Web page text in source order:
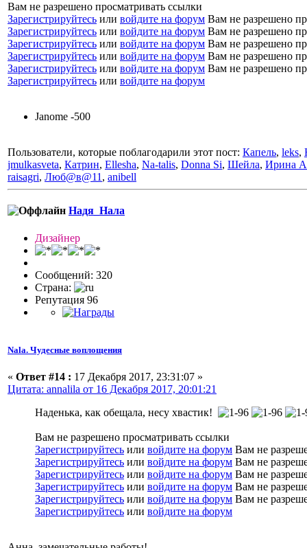
Вам не разрешено просматривать ссылки
Зарегистрируйтесь или войдите на форум Вам не разрешено
Зарегистрируйтесь или войдите на форум Вам не разрешено
Зарегистрируйтесь или войдите на форум Вам не разрешено
Зарегистрируйтесь или войдите на форум Вам не разрешено
Зарегистрируйтесь или войдите на форум Вам не разрешено
Зарегистрируйтесь или войдите на форум
Janome -500
Пользователи, которые поблагодарили этот пост: Капель, leks,
jmulkasveta, Катрин, Ellesha, Na-talis, Donna Si, Шейла, Ирина
raisagri, Люб@в@11 , anibell
Надя_Нала
Дизайнер
Сообщений: 320
Страна:
Репутация 96
Nala. Чудесные воплощения
« Ответ #14 : 17 Декабря 2017, 23:31:07 »
Цитата: annalila от 16 Декабря 2017, 20:01:21
Наденька, как обещала, несу хвастик!
Вам не разрешено просматривать ссылки
Зарегистрируйтесь или войдите на форум Вам не
Зарегистрируйтесь или войдите на форум Вам не
Зарегистрируйтесь или войдите на форум Вам не
Зарегистрируйтесь или войдите на форум Вам не
Зарегистрируйтесь или войдите на форум Вам не
Зарегистрируйтесь или войдите на форум